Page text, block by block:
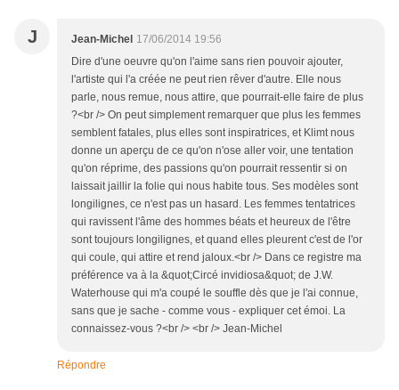
J Jean-Michel 17/06/2014 19:56
Dire d'une oeuvre qu'on l'aime sans rien pouvoir ajouter,
l'artiste qui l'a créée ne peut rien rêver d'autre. Elle nous
parle, nous remue, nous attire, que pourrait-elle faire de plus
?<br /> On peut simplement remarquer que plus les femmes
semblent fatales, plus elles sont inspiratrices, et Klimt nous
donne un aperçu de ce qu'on n'ose aller voir, une tentation
qu'on réprime, des passions qu'on pourrait ressentir si on
laissait jaillir la folie qui nous habite tous. Ses modèles sont
longilignes, ce n'est pas un hasard. Les femmes tentatrices
qui ravissent l'âme des hommes béats et heureux de l'être
sont toujours longilignes, et quand elles pleurent c'est de l'or
qui coule, qui attire et rend jaloux.<br /> Dans ce registre ma
préférence va à la &quot;Circé invidiosa&quot; de J.W.
Waterhouse qui m'a coupé le souffle dès que je l'ai connue,
sans que je sache - comme vous - expliquer cet émoi. La
connaissez-vous ?<br /> <br /> Jean-Michel
Répondre